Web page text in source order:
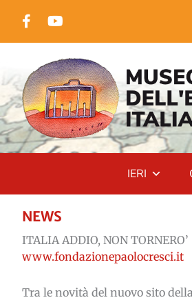
contenuto
FacebookYouTube
IERI
NEWS
ITALIA ADDIO, NON
www.fondazionepaolocresci.it
Tra le novità del nuovo sito